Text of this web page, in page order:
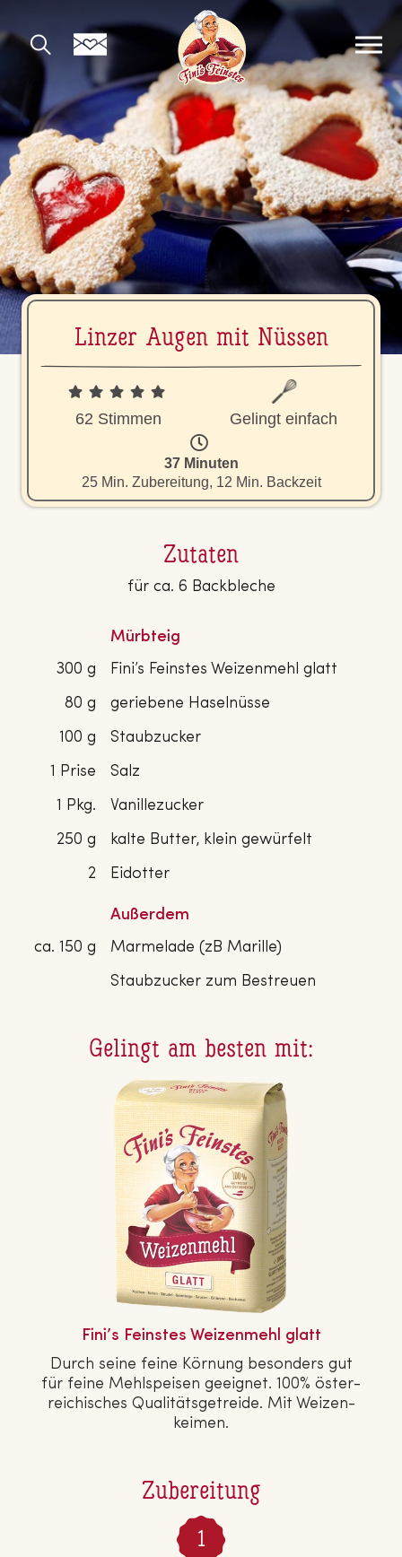
Linzer Augen mit Nüssen
62 Stimmen Gelingt einfach
37 Minuten
25 Min. Zubereitung, 12 Min. Backzeit
Zubereitung
Zutaten
für ca. 6 Backbleche
Mürbteig
300 g
Fini’s Feinstes Weizenmehl glatt
80 g
geriebene Haselnüsse
100 g
Staubzucker
1 Prise
Salz
1 Pkg.
Vanillezucker
250 g
kalte Butter, klein gewürfelt
2
Eidotter
Außerdem
ca. 150 g
Marmelade (zB Marille)
Staubzucker zum Bestreuen
Gelingt am besten mit:
Fini’s Feinstes Wei­zen­mehl glatt
Durch seine feine Körnung besonders gut
für feine Mehl­spei­sen geeignet. 100% ös­ter­
rei­chi­sches Qua­li­täts­ge­trei­de. Mit Wei­zen­
kei­men.